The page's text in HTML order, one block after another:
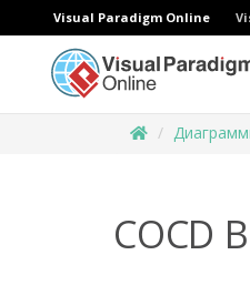
Visual Paradigm Online
COCD